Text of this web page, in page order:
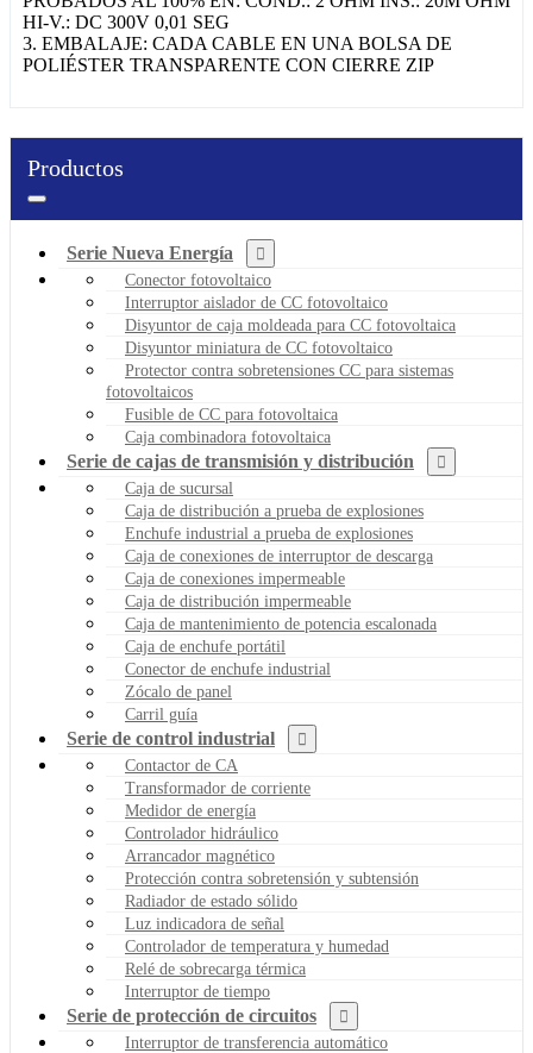
HI-V.: DC 300V 0,01 SEG
3. EMBALAJE: CADA CABLE EN UNA BOLSA DE
POLIÉSTER TRANSPARENTE CON CIERRE ZIP
Productos
Serie Nueva Energía
Conector fotovoltaico
Interruptor aislador de CC fotovoltaico
Disyuntor de caja moldeada para CC fotovoltaica
Disyuntor miniatura de CC fotovoltaico
Protector contra sobretensiones CC para sistemas
fotovoltaicos
Fusible de CC para fotovoltaica
Caja combinadora fotovoltaica
Serie de cajas de transmisión y distribución
Caja de sucursal
Caja de distribución a prueba de explosiones
Enchufe industrial a prueba de explosiones
Caja de conexiones de interruptor de descarga
Caja de conexiones impermeable
Caja de distribución impermeable
Caja de mantenimiento de potencia escalonada
Caja de enchufe portátil
Conector de enchufe industrial
Zócalo de panel
Carril guía
Serie de control industrial
Contactor de CA
Transformador de corriente
Medidor de energía
Controlador hidráulico
Arrancador magnético
Protección contra sobretensión y subtensión
Radiador de estado sólido
Luz indicadora de señal
Controlador de temperatura y humedad
Relé de sobrecarga térmica
Interruptor de tiempo
Serie de protección de circuitos
Interruptor de transferencia automático